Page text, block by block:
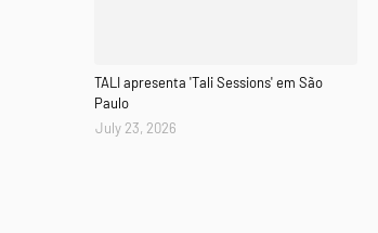
TALI apresenta 'Tali Sessions' em São
Paulo
July 23, 2026